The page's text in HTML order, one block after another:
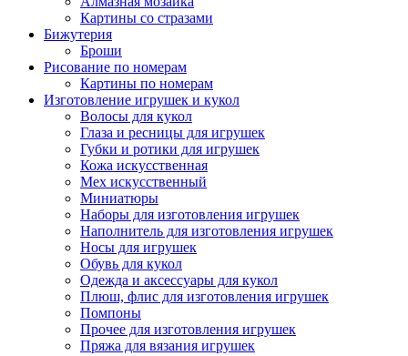
Картины co стразами
Бижутерия
Броши
Рисование по номерам
Картины по номерам
Изготовление игрушек и кукол
Волосы для кукол
Глаза и ресницы для игрушек
Губки и ротики для игрушек
Кожа искусственная
Мех искусственный
Миниатюры
Наборы для изготовления игрушек
Наполнитель для изготовления игрушек
Носы для игрушек
Обувь для кукол
Одежда и аксессуары для кукол
Плюш, флис для изготовления игрушек
Помпоны
Прочее для изготовления игрушек
Пряжа для вязания игрушек